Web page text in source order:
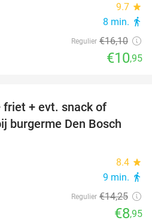
9.7 star
8 min. directions_walk
Regulier €16,10
€10,95
friet + evt. snack of
burgerme Den Bosch
8.4 star
9 min. directions_walk
Regulier €14,25
€8,95